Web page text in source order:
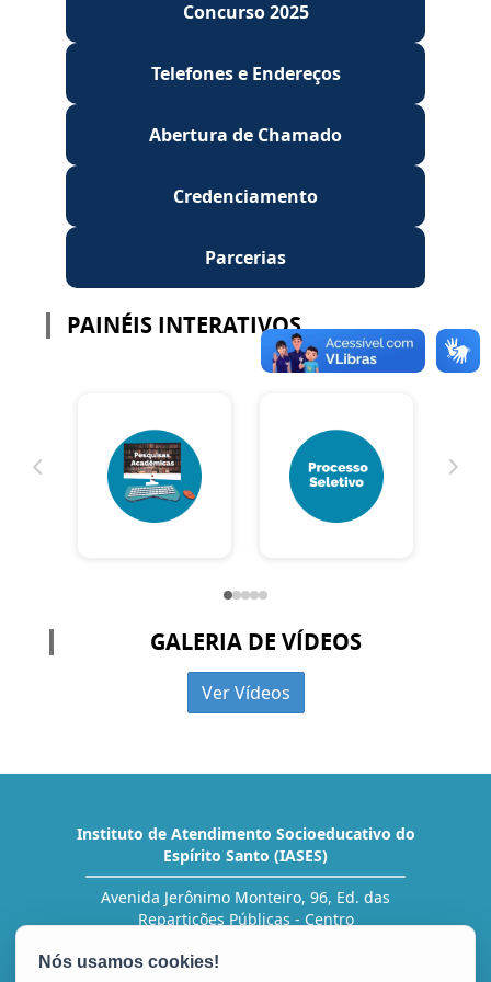
Concurso 2025
Telefones e Endereços
Abertura de Chamado
Credenciamento
Parcerias
PAINÉIS INTERATIVOS
GALERIA DE VÍDEOS
Ver Vídeos
Instituto de Atendimento Socioeducativo do
Espírito Santo (IASES)
Avenida Jerônimo Monteiro, 96, Ed. das
Repartições Públicas - Centro
Tel.: (27) 3636-5454 (RH)